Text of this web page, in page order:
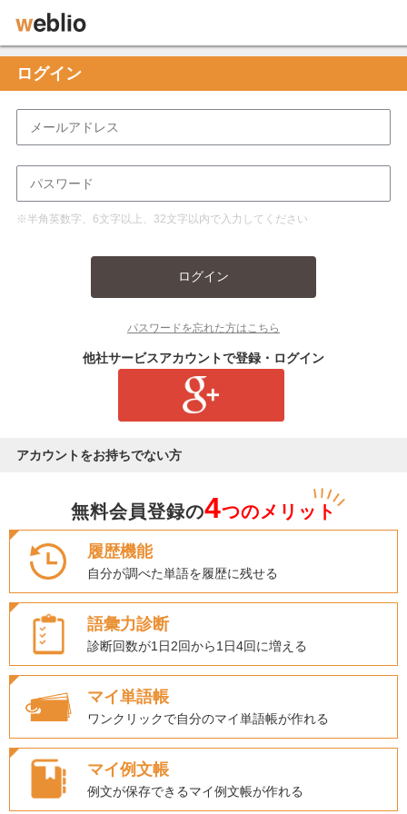
ログイン
※半角英数字、6文字以上、32文字以内で入力してください
ログイン
パスワードを忘れた方はこちら
他社サービスアカウントで登録・ログイン
アカウントをお持ちでない方
無料会員登録の4つのメリット
履歴機能
自分が調べた単語を履歴に残せる
語彙力診断
診断回数が1日2回から1日4回に増える
マイ単語帳
ワンクリックで自分のマイ単語帳が作れる
マイ例文帳
例文が保存できるマイ例文帳が作れる